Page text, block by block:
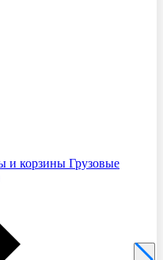
Грузовые